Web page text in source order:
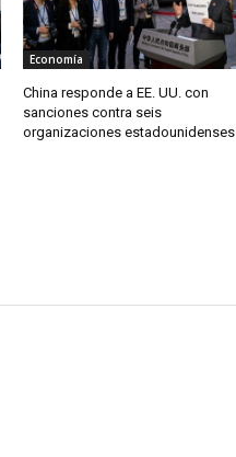
Economía
China responde a EE. UU. con
sanciones contra seis
organizaciones estadounidenses